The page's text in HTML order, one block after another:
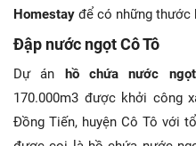
Homestay để có những thước
Đập nước ngọt Cô Tô
Dự án hồ chứa nước
170.000m3 được khởi công
Đồng Tiến, huyện Cô Tô với